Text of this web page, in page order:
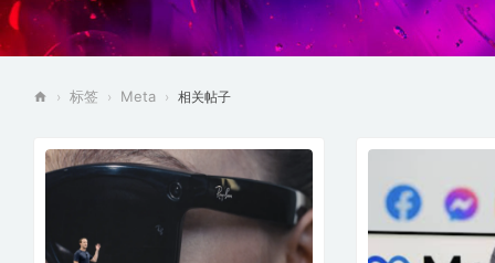
› 标签 › Meta › 相关帖子